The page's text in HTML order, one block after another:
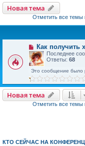
Новая тема
Отметить все темы
Как получить
Последнее
Ответы: 68
Это сообщение было
Новая тема
Отметить все темы
КТО СЕЙЧАС НА